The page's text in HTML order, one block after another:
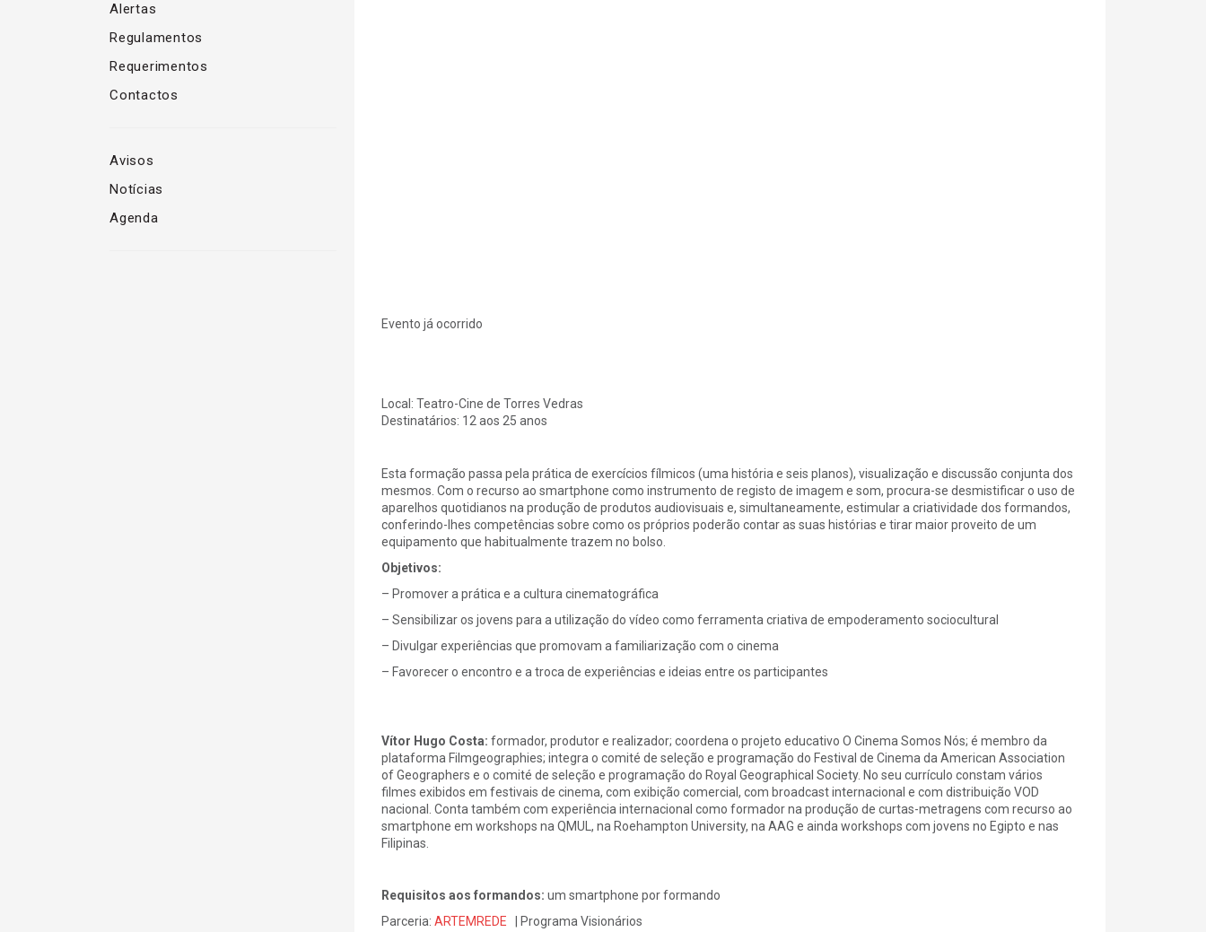
Alertas
Regulamentos
Requerimentos
Contactos
Avisos
Notícias
Agenda
Evento já ocorrido
Local: Teatro-Cine de Torres Vedras
Destinatários: 12 aos 25 anos
Esta formação passa pela prática de exercícios fílmicos (uma história e seis planos), visualização e discussão conjunta dos
mesmos. Com o recurso ao smartphone como instrumento de registo de imagem e som, procura-se desmistificar o uso de
aparelhos quotidianos na produção de produtos audiovisuais e, simultaneamente, estimular a criatividade dos formandos,
conferindo-lhes competências sobre como os próprios poderão contar as suas histórias e tirar maior proveito de um
equipamento que habitualmente trazem no bolso.
Objetivos:
– Promover a prática e a cultura cinematográfica
– Sensibilizar os jovens para a utilização do vídeo como ferramenta criativa de empoderamento sociocultural
– Divulgar experiências que promovam a familiarização com o cinema
– Favorecer o encontro e a troca de experiências e ideias entre os participantes
Vítor Hugo Costa: formador, produtor e realizador; coordena o projeto educativo O Cinema Somos Nós; é membro da
plataforma Filmgeographies; integra o comité de seleção e programação do Festival de Cinema da American Association
of Geographers e o comité de seleção e programação do Royal Geographical Society. No seu currículo constam vários
filmes exibidos em festivais de cinema, com exibição comercial, com broadcast internacional e com distribuição VOD
nacional. Conta também com experiência internacional como formador na produção de curtas-metragens com recurso ao
smartphone em workshops na QMUL, na Roehampton University, na AAG e ainda workshops com jovens no Egipto e nas
Filipinas.
Requisitos aos formandos: um smartphone por formando
Parceria: ARTEMREDE
| Programa Visionários